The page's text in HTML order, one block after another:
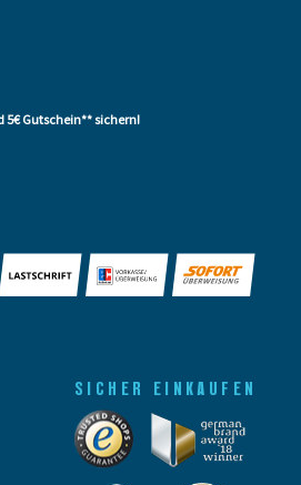
Gutschein** sichern!
SICHER EINKAUFEN